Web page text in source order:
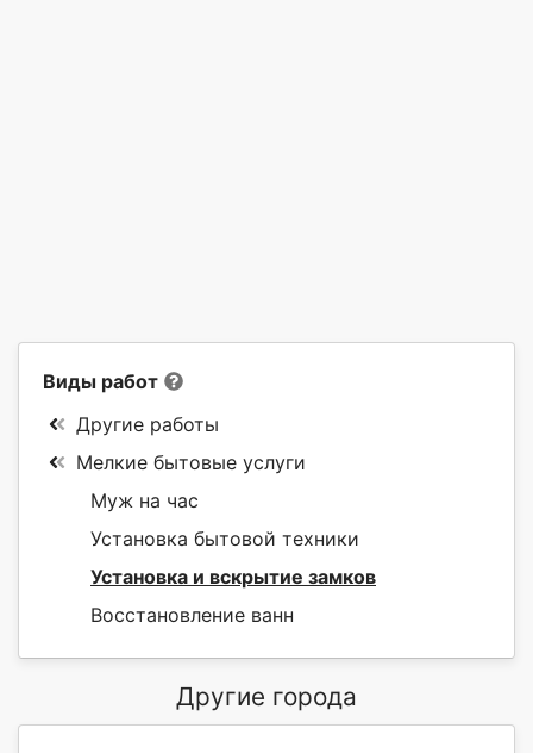
Виды работ
Другие работы
Мелкие бытовые услуги
Муж на час
Установка бытовой техники
Установка и вскрытие замков
Восстановление ванн
Другие города